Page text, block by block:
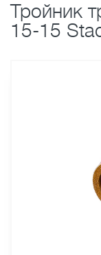
Тройник
15-15